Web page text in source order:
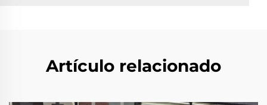
Artículo relacionado